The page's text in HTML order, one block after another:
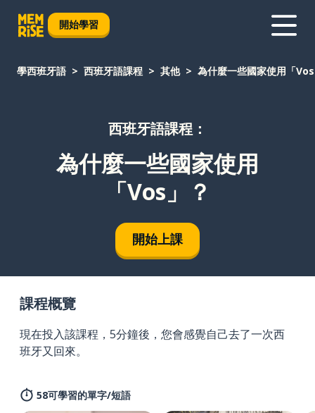
開始學習
學西班牙語 西班牙語課程 其他 為什麼一些國家使用「
西班牙語課程：
為什麼一些國家使用
「Vos」？
開始上課
課程概覽
現在投入該課程，5分鐘後，您會感覺自己去了一次西
班牙又回來。
58可學習的單字/短語